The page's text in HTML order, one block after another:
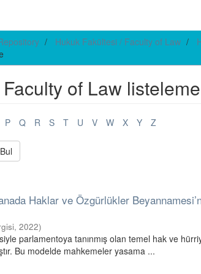
Hukuk Fakültesi / Faculty of Law
of Law listeleme
P Q R S T U V W X Y Z
Bul
Haklar ve Özgürlükler
, 2022)
parlamentoya tanınmış olan temel hak ve
Bu modelde mahkemeler yasama ...